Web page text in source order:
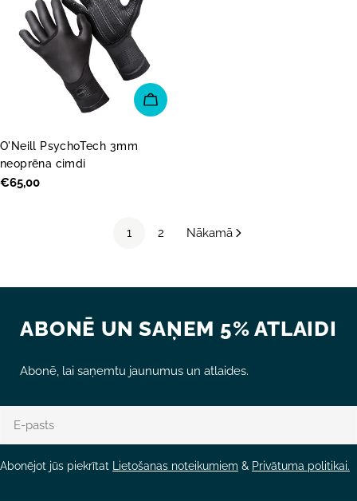
IZVĒLĒTIES OPCIJAS
O'Neill PsychoTech 3mm
neoprēna cimdi
Parastā
€65,00
1 2 Nākamā
ABONĒ UN SAŅEM 5% ATLAIDI
Abonē, lai saņemtu jaunumus un atlaides.
pasts
Abonējot jūs piekrītat Lietošanas noteikumiem & Privātuma politikai.